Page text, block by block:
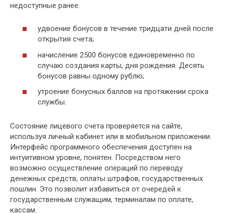
недоступные ранее:
удвоение бонусов в течение тридцати дней после
открытия счета;
начисление 2500 бонусов единовременно по
случаю создания карты, дня рождения. Десять
бонусов равны одному рублю;
утроение бонусных баллов на протяжении срока
службы.
Состояние лицевого счета проверяется на сайте,
используя личный кабинет или в мобильном приложении.
Интерфейс программного обеспечения доступен на
интуитивном уровне, понятен. Посредством него
возможно осуществление операций по переводу
денежных средств, оплаты штрафов, государственных
пошлин. Это позволит избавиться от очередей к
государственным служащим, терминалам по оплате,
кассам.